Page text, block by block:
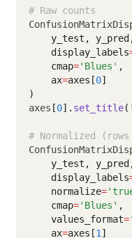
# Raw counts
y_test,
    display_labels
    cmap
='Blues' ,
    ax
=axes[0]
)
axes [0]. set_title(
# Normalized
y_test,
    display_labels
    normalize
=
    cmap
='Blues' ,
    values_format
=
    ax
=axes[1 ]